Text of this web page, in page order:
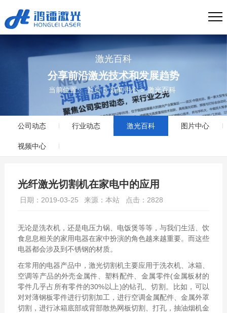
激光百科
分享前沿激光技术和发展趋势
当前位置： 首页 > 新闻中心 > 激光百科
公司动态 行业动态 激光百科 图片中心
视频中心
光纤激光切割机在家电中的应用
日期：2019-03-25 来源：本站 点击：2828
无论是洗衣机，还是电压力锅、电饭煲等等，与我们生活、饮
食息息相关的家用电器在家中扮演的角色越来越重要。而这些
电器都会涉及到不锈钢的材质。
在常用的电器产品中，激光切割机主要应用于洗衣机、冰箱、
空调等产品的外壳金属件、塑料配件、金属零件(金属板材的
零件几乎占所有零件的30%以上)的钻孔、切割。比如，可以
对对薄钢板零件进行切割加工，进行空调金属配件、金属外罩
切割，进行冰箱底部或背部散热网板切割、打孔，抽油烟机金